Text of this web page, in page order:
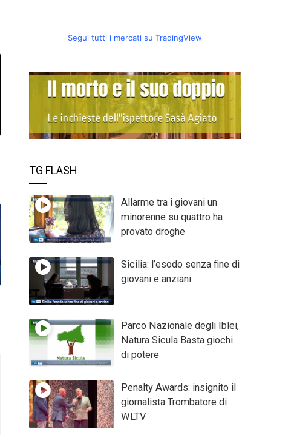
Segui tutti i mercati su TradingView
TG FLASH
Allarme tra i giovani un
minorenne su quattro ha
provato droghe
Sicilia: l’esodo senza fine di
giovani e anziani
Parco Nazionale degli Iblei,
Natura Sicula Basta giochi
di potere
Penalty Awards: insignito il
giornalista Trombatore di
WLTV